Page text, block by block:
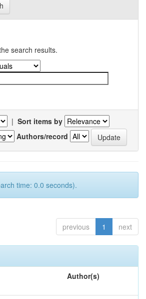
search results.
| Sort items by
Authors/record
time: 0.0 seconds).
previous 1 next
Author(s)